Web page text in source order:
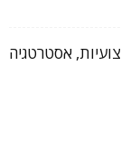
אסטרטגיה